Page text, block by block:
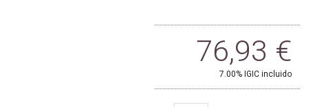
76,93 €
7.00% IGIC incluido